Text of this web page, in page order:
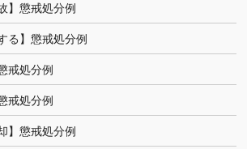
】懲戒処分例
る】懲戒処分例
戒処分例
戒処分例
】懲戒処分例